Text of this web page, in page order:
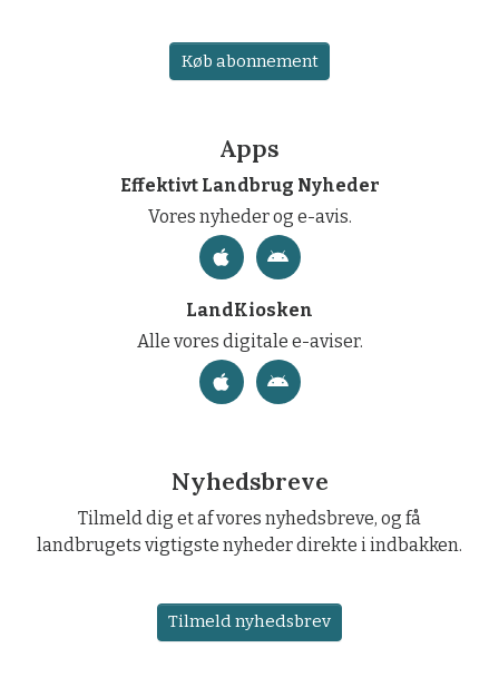
Køb abonnement
Apps
Effektivt Landbrug Nyheder
Vores nyheder og e-avis.
LandKiosken
Alle vores digitale e-aviser.
Nyhedsbreve
Tilmeld dig et af vores nyhedsbreve, og få
landbrugets vigtigste nyheder direkte i indbakken.
Tilmeld nyhedsbrev